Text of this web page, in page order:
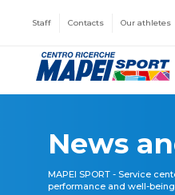
Staff Contacts Our athletes
News
MAPEI SPORT - Service
performance and well-being.